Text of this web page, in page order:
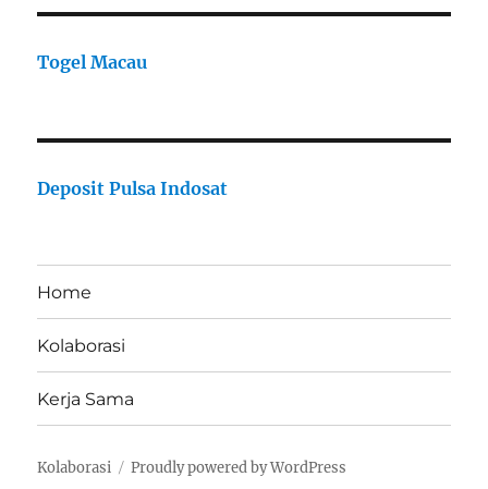
Togel Macau
Deposit Pulsa Indosat
Home
Kolaborasi
Kerja Sama
Kolaborasi Proudly powered by WordPress